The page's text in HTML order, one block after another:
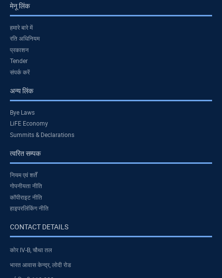
मेनू लिंक
हमारे बारे में
रति अधिनियम
प्रकाशन
Tender
संपर्क करें
अन्य लिंक
Bye Laws
LiFE Economy
Summits & Declarations
त्वरित सम्पक
नियम एवं शर्तें
गोपनीयता नीति
कॉपीराइट नीति
हाइपरलिंकिंग नीति
CONTACT DETAILS
कोर IV-B, चौथा तल
भारत आवास केन्द्र, लोदी रोड